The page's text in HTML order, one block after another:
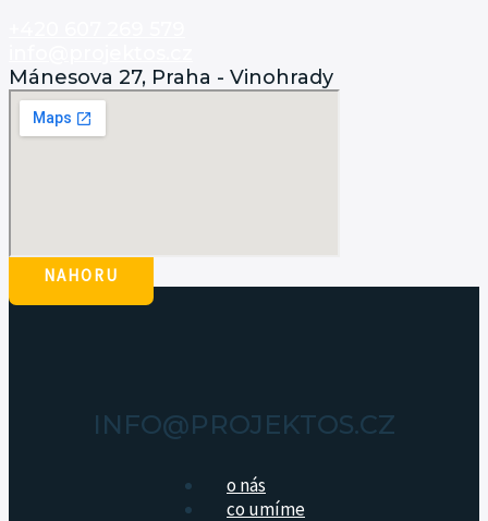
Mánesova 27, Praha - Vinohrady
NAHORU
INFO@PROJEKTOS.CZ
o nás
co umíme